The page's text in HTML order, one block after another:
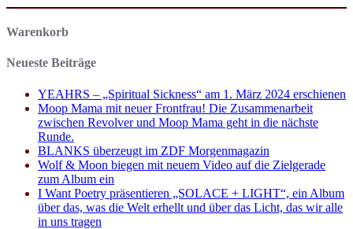
Warenkorb
Neueste Beiträge
YEAHRS – „Spiritual Sickness“ am 1. März 2024 erschienen
Moop Mama mit neuer Frontfrau! Die Zusammenarbeit
zwischen Revolver und Moop Mama geht in die nächste
Runde.
BLANKS überzeugt im ZDF Morgenmagazin
Wolf & Moon biegen mit neuem Video auf die Zielgerade
zum Album ein
I Want Poetry präsentieren „SOLACE + LIGHT“, ein Album
über das, was die Welt erhellt und über das Licht, das wir alle
in uns tragen